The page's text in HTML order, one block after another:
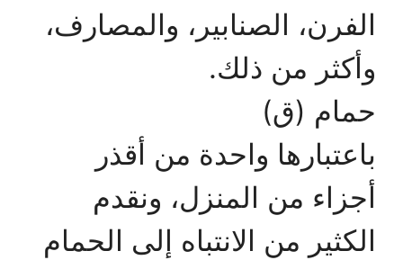
الفرن، الصنابير، والمصارف،
وأكثر من ذلك.
حمام (ق)
باعتبارها واحدة من أقذر
أجزاء من المنزل، ونقدم
الكثير من الانتباه إلى الحمام